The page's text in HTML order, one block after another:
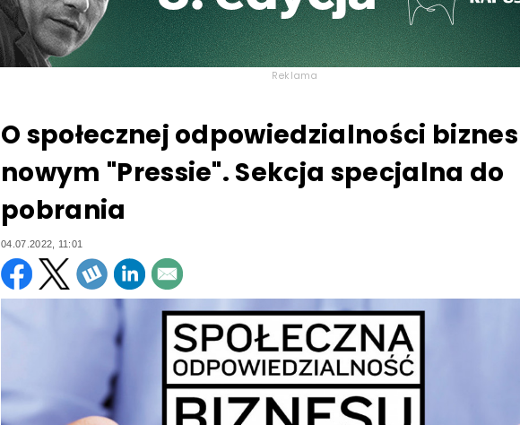
Reklama
O społecznej odpowiedzialności
nowym "Pressie". Sekcja specjalna do
pobrania
04.07.2022, 11:01